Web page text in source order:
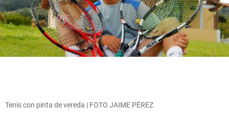
Tenis con pinta de vereda | FOTO JAIME PÉREZ